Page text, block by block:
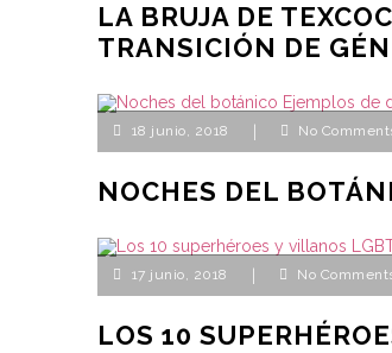
LA BRUJA DE
TRANSICIÓN DE
18 junio, 2018 No
NOCHES DEL
17 junio, 2018 No
LOS 10